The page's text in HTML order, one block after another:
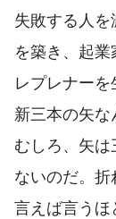
失敗する人
を築き、起
レプレナー
新三本の矢な
むしろ、矢
ないのだ。折
言えば言うほ